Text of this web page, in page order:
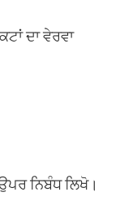
ਦਾ ਵੇਰਵਾ
ਨਿਬੰਧ ਲਿਖੋ।